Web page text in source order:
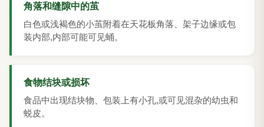
角落和缝隙中的茧
白色或浅褐色的小茧附着在天花板角落、架子边缘或包
装内部,内部可能可见蛹。
食物结块或损坏
食品中出现结块物、包装上有小孔,或可见混杂的幼虫和
蜕皮。